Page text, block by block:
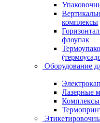
комплексы
флоупак
Оборудование
Лазерные
Комплексы